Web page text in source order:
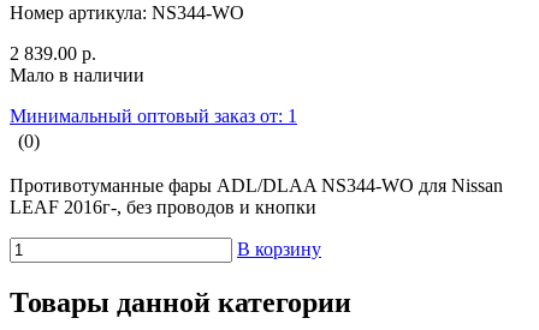
Номер артикула: NS344-WO
2 839.00 р.
Мало в наличии
Минимальный оптовый заказ от: 1
(0)
Противотуманные фары ADL/DLAA NS344-WO для Nissan
LEAF 2016г-, без проводов и кнопки
В корзину
Товары данной категории